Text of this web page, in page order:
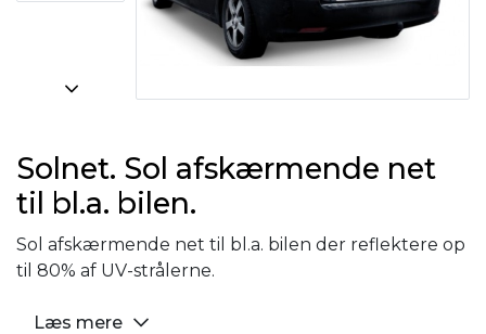
Solnet. Sol afskærmende net
til bl.a. bilen.
Sol afskærmende net til bl.a. bilen der reflektere op
til 80% af UV-strålerne.
Læs mere